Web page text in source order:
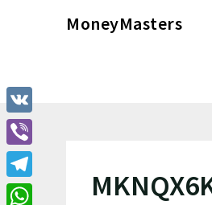
MoneyMasters
VK
Viber
Telegram